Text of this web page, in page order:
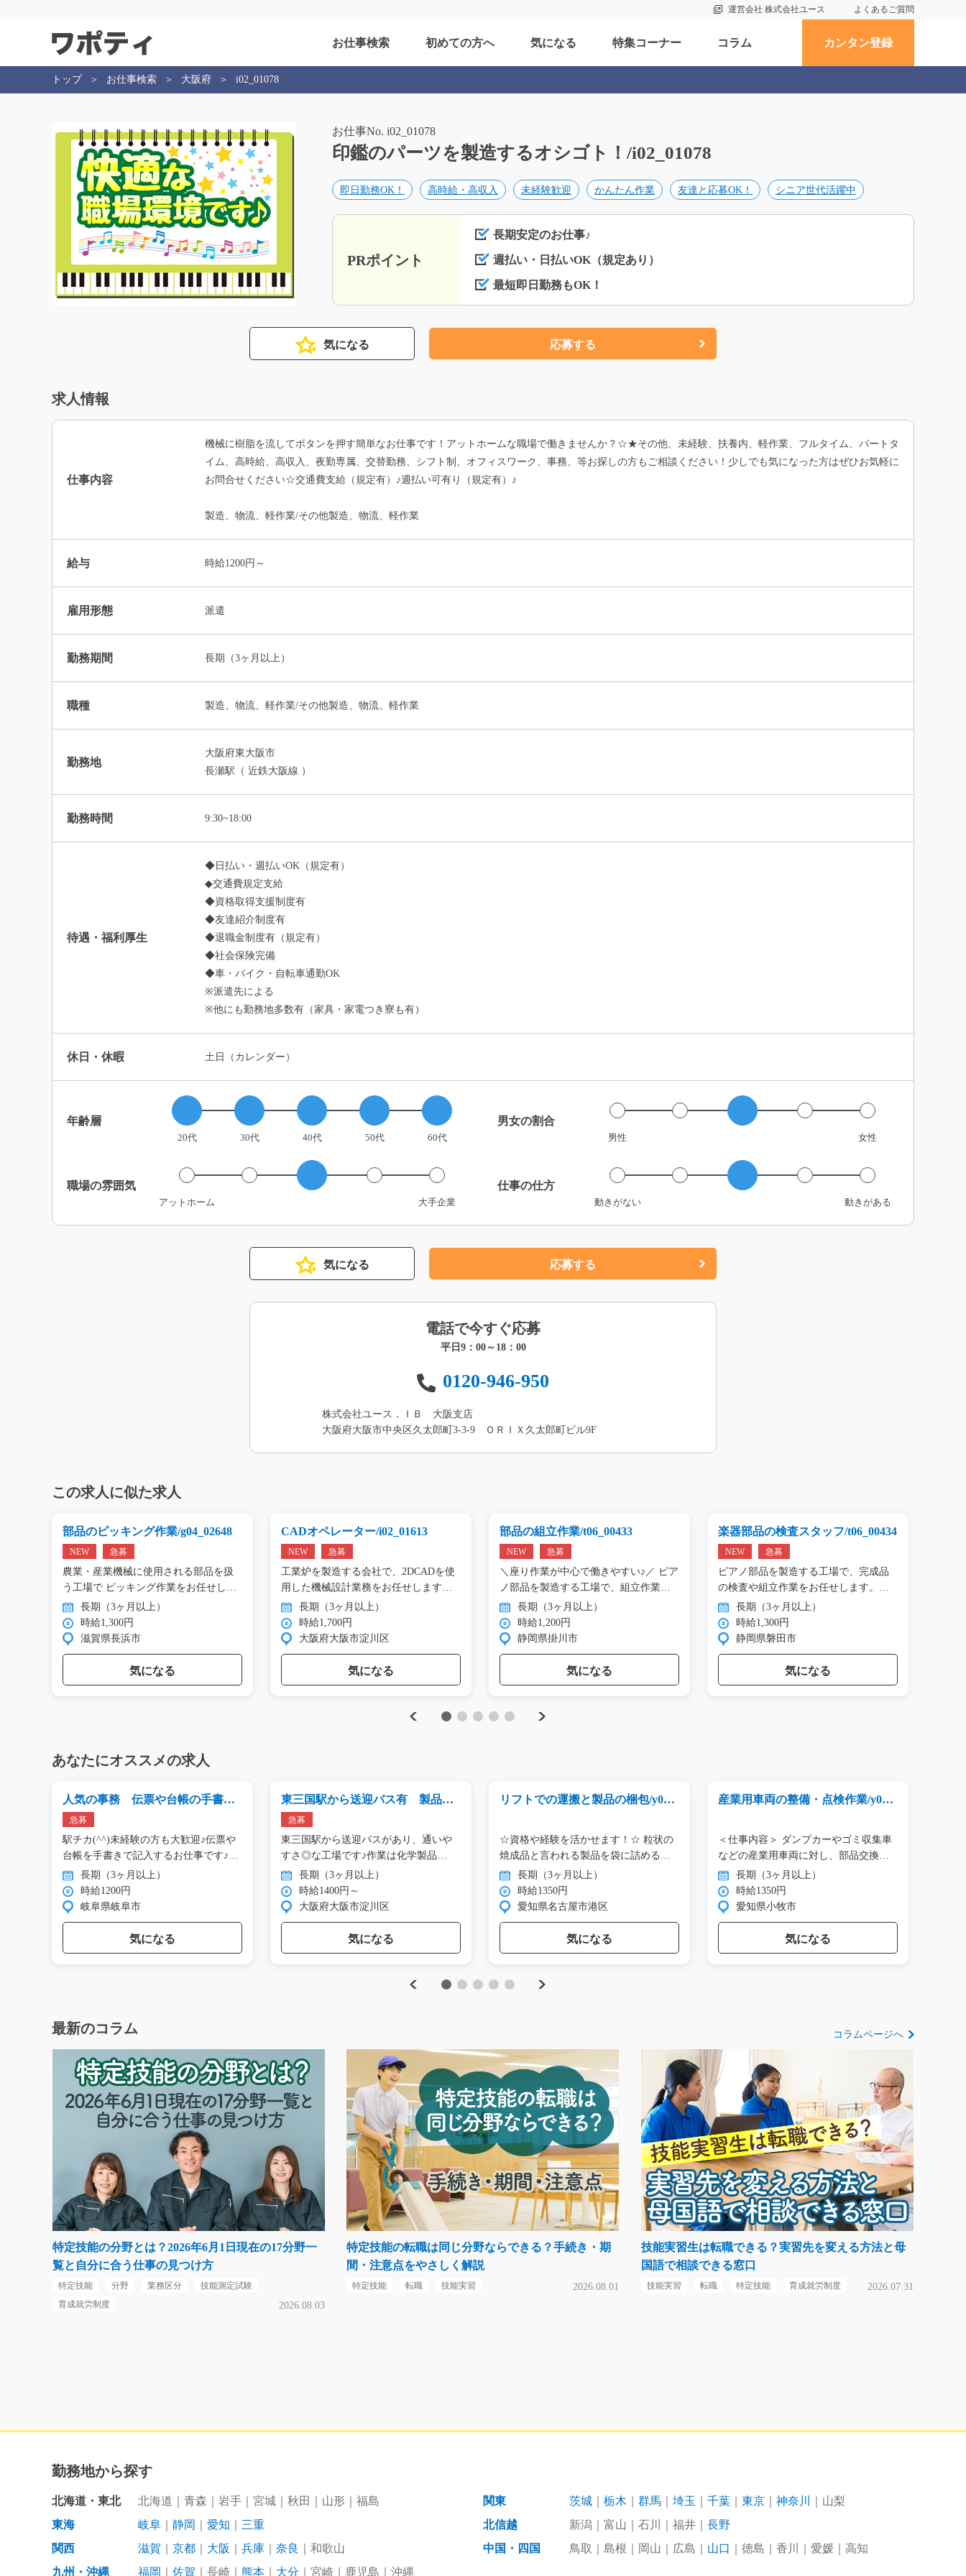
運営会社 株式会社ユース よくあるご質問
お仕事検索 初めての方へ 気になる 特集コーナー コラム カンタン登録
トップ お仕事検索 大阪府 i02_01078
お仕事No. i02_01078
印鑑のパーツを製造するオシゴト！/i02_01078
即日勤務OK！ 高時給・高収入 未経験歓迎 かんたん作業 友達と応募OK！ シニア世代活躍中
PRポイント
長期安定のお仕事♪
週払い・日払いOK（規定あり）
最短即日勤務もOK！
気になる 応募する
求人情報
仕事内容
機械に樹脂を流してボタンを押す簡単なお仕事です！アットホームな職場で働きませんか？☆★その他、未経験、扶養内、軽作業、フルタイム、パートタ
イム、高時給、高収入、夜勤専属、交替勤務、シフト制、オフィスワーク、事務、等お探しの方もご相談ください！少しでも気になった方はぜひお気軽に
お問合せください☆交通費支給（規定有）♪週払い可有り（規定有）♪
製造、物流、軽作業/その他製造、物流、軽作業
給与 時給1200円～
雇用形態 派遣
勤務期間 長期（3ヶ月以上）
職種 製造、物流、軽作業/その他製造、物流、軽作業
勤務地
大阪府東大阪市
長瀬駅（ 近鉄大阪線 ）
勤務時間 9:30~18:00
待遇・福利厚生
◆日払い・週払いOK（規定有）
◆交通費規定支給
◆資格取得支援制度有
◆友達紹介制度有
◆退職金制度有（規定有）
◆社会保険完備
◆車・バイク・自転車通勤OK
※派遣先による
※他にも勤務地多数有（家具・家電つき寮も有）
休日・休暇 土日（カレンダー）
年齢層
20代 30代 40代 50代 60代
男女の割合
男性 女性
職場の雰囲気
アットホーム 大手企業
仕事の仕方
動きがない 動きがある
気になる 応募する
電話で今すぐ応募
平日9：00～18：00
0120-946-950
株式会社ユース．ＩＢ 大阪支店
大阪府大阪市中央区久太郎町3-3-9 ＯＲＩＸ久太郎町ビル9F
この求人に似た求人
Previous
部品のピッキング作業/g04_02648
NEW 急募
農業・産業機械に使用される部品を扱
う工場で ピッキング作業をお任せし
ま… 長期（3ヶ月以上）
時給1,300円
滋賀県長浜市
気になる
CADオペレーター/i02_01613
NEW 急募
工業炉を製造する会社で、2DCADを使
用した機械設計業務をお任せします。
…
長期（3ヶ月以上）
時給1,700円
大阪府大阪市淀川区
気になる
部品の組立作業/t06_00433
NEW 急募
＼座り作業が中心で働きやすい♪／ ピア
ノ部品を製造する工場で、組立作業…
長期（3ヶ月以上）
時給1,200円
静岡県掛川市
気になる
楽器部品の検査スタッフ/t06_00434
NEW 急募
ピアノ部品を製造する工場で、完成品
の検査や組立作業をお任せします。
目… 長期（3ヶ月以上）
時給1,300円
静岡県磐田市
気になる
Next
あなたにオススメの求人
Previous
人気の事務 伝票や台帳の手書き
記入/g01_01473
急募
駅チカ(^^)未経験の方も大歓迎♪伝票や
台帳を手書きで記入するお仕事です♪…
長期（3ヶ月以上）
時給1200円
岐阜県岐阜市
気になる
東三国駅から送迎バス有 製品の
製造補助/i02_00968
急募
東三国駅から送迎バスがあり、通いや
すさ◎な工場です♪作業は化学製品
（フ…長期（3ヶ月以上）
時給1400円～
大阪府大阪市淀川区
気になる
リフトでの運搬と製品の梱包/y01_
☆資格や経験を活かせます！☆ 粒状の
焼成品と言われる製品を袋に詰める…
長期（3ヶ月以上）
時給1350円
愛知県名古屋市港区
気になる
産業用車両の整備・点検作業/y01_
＜仕事内容＞ ダンプカーやゴミ収集車
などの産業用車両に対し、部品交換・
…
長期（3ヶ月以上）
時給1350円
愛知県小牧市
気になる
Next
最新のコラム コラムページへ
特定技能の分野とは？2026年6月1日現在の17分野一
覧と自分に合う仕事の見つけ方
特定技能 分野 業務区分
技能測定試験
育成就労制度
2026.08.03
特定技能の転職は同じ分野ならできる？手続き・期
間・注意点をやさしく解説
特定技能 転職 技能実習 2026.08.01
技能実習生は転職できる？実習先を変える方法と母
国語で相談できる窓口
技能実習 転職 特定技能 育成就労制度 2026.07.31
勤務地から探す
北海道・東北 北海道 青森 岩手 宮城 秋田 山形 福島 関東 茨城 栃木 群馬 埼玉 千葉 東京 神奈川
山梨
東海
岐阜 静岡 愛知 三重 北信越 新潟 富山 石川 福井
長野
関西
滋賀 京都 大阪 兵庫 奈良 和歌山 中国・四国 鳥取 島根 岡山 広島 山口 徳島 香川 愛媛
高知
九州・沖縄
福岡 佐賀 長崎 熊本 大分 宮崎 鹿児島 沖縄